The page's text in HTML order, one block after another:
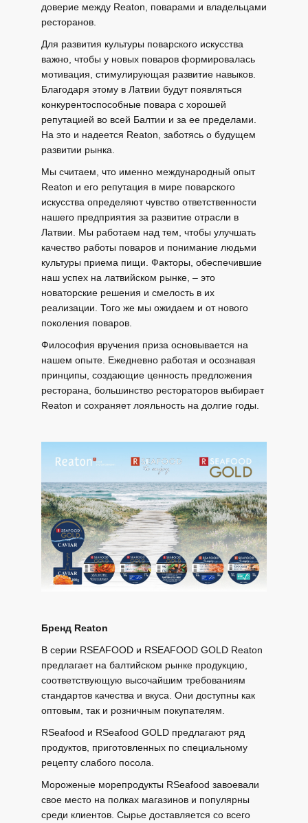
доверие между Reaton, поварами и владельцами
ресторанов.
Для развития культуры поварского искусства
важно, чтобы у новых поваров формировалась
мотивация, стимулирующая развитие навыков.
Благодаря этому в Латвии будут появляться
конкурентоспособные повара с хорошей
репутацией во всей Балтии и за ее пределами.
На это и надеется Reaton, заботясь о будущем
развитии рынка.
Мы считаем, что именно международный опыт
Reaton и его репутация в мире поварского
искусства определяют чувство ответственности
нашего предприятия за развитие отрасли в
Латвии. Мы работаем над тем, чтобы улучшать
качество работы поваров и понимание людьми
культуры приема пищи. Факторы, обеспечившие
наш успех на латвийском рынке, – это
новаторские решения и смелость в их
реализации. Того же мы ожидаем и от нового
поколения поваров.
Философия вручения приза основывается на
нашем опыте. Ежедневно работая и осознавая
принципы, создающие ценность предложения
ресторана, большинство рестораторов выбирает
Reaton и сохраняет лояльность на долгие годы.
Бренд Reaton
В серии RSEAFOOD и RSEAFOOD GOLD Reaton
предлагает на балтийском рынке продукцию,
соответствующую высочайшим требованиям
стандартов качества и вкуса. Они доступны как
оптовым, так и розничным покупателям.
RSeafood и RSeafood GOLD предлагают ряд
продуктов, приготовленных по специальному
рецепту слабого посола.
Мороженые морепродукты RSeafood завоевали
свое место на полках магазинов и популярны
среди клиентов. Сырье доставляется со всего